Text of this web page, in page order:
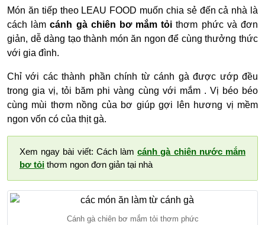
Món ăn tiếp theo LEAU FOOD muốn chia sẻ đến cả nhà là
cách làmcánh gà chiên bơ mắm tỏithơm phức và đơn
giản, dễ dàng tạo thành món ăn ngon để cùng thưởng thức
với gia đình.
Chỉ với các thành phần chính từ cánh gà được ướp đều
trong gia vị, tỏi băm phi vàng cùng với mắm . Vị béo béo
cùng mùi thơm nồng của bơ giúp gợi lên hương vị mềm
ngon vốn có của thịt gà.
Xem ngay bài viết: Cách làmcánh gà chiên nước mắm
bơ tỏi thơm ngon đơn giản tại nhà
Cánh gà chiên bơ mắm tỏi thơm phức